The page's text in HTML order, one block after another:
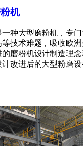
机
一种大型磨粉机，专
等技术难题，吸收欧
磨粉机设计制造理
计改进后的大型粉磨